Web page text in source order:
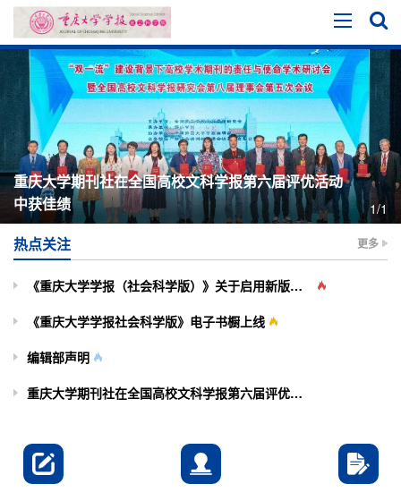
重庆大学期刊社在全国高校文科学报第六届评优活动
中获佳绩
1/1
热点关注 更多
《重庆大学学报（社会科学版）》关于启用新版投审稿系统的通知
《重庆大学学报社会科学版》电子书橱上线
编辑部声明
重庆大学期刊社在全国高校文科学报第六届评优活动中获佳绩